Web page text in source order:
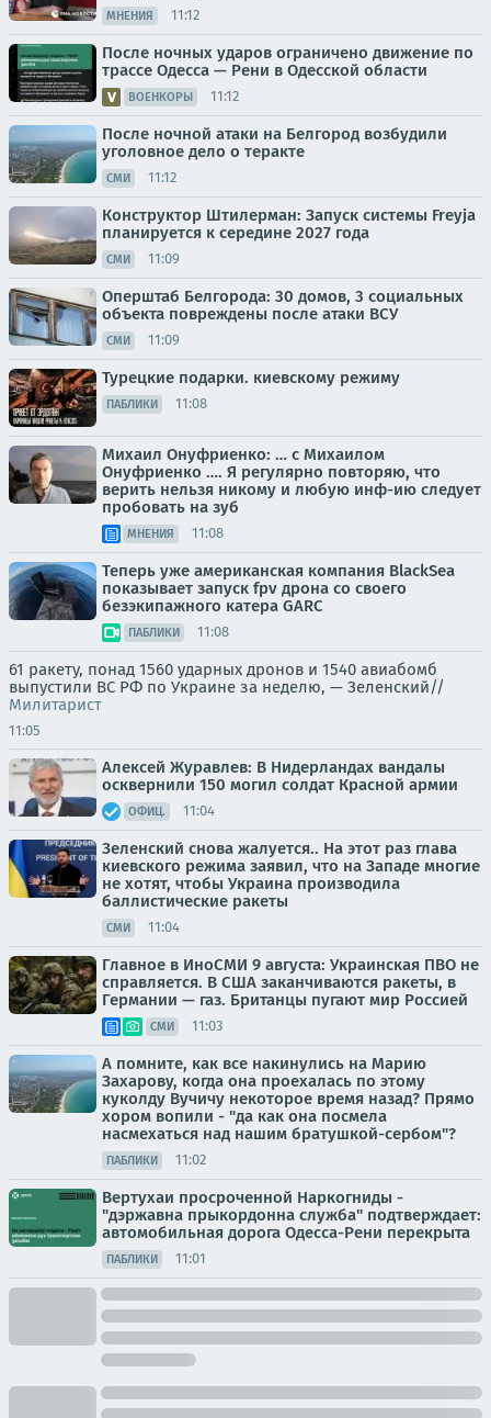
МНЕНИЯ 11:12
После ночных ударов ограничено движение по
трассе Одесса — Рени в Одесской области
ВОЕНКОРЫ 11:12
После ночной атаки на Белгород возбудили
уголовное дело о теракте
СМИ 11:12
Конструктор Штилерман: Запуск системы Freyja
планируется к середине 2027 года
СМИ 11:09
Оперштаб Белгорода: 30 домов, 3 социальных
объекта повреждены после атаки ВСУ
СМИ 11:09
Турецкие подарки. киевскому режиму
ПАБЛИКИ 11:08
Михаил Онуфриенко: … с Михаилом
Онуфриенко …. Я регулярно повторяю, что
верить нельзя никому и любую инф-ию следует
пробовать на зуб
МНЕНИЯ 11:08
Теперь уже американская компания BlackSea
показывает запуск fpv дрона со своего
безэкипажного катера GARC
ПАБЛИКИ 11:08
61 ракету, понад 1560 ударных дронов и 1540 авиабомб
выпустили ВС РФ по Украине за неделю, — Зеленский//
Милитарист
11:05
Алексей Журавлев: В Нидерландах вандалы
осквернили 150 могил солдат Красной армии
ОФИЦ. 11:04
Зеленский снова жалуется.. На этот раз глава
киевского режима заявил, что на Западе многие
не хотят, чтобы Украина производила
баллистические ракеты
СМИ 11:04
Главное в ИноСМИ 9 августа: Украинская ПВО не
справляется. В США заканчиваются ракеты, в
Германии — газ. Британцы пугают мир Россией
СМИ 11:03
А помните, как все накинулись на Марию
Захарову, когда она проехалась по этому
куколду Вучичу некоторое время назад? Прямо
хором вопили - "да как она посмела
насмехаться над нашим братушкой-сербом"?
ПАБЛИКИ 11:02
Вертухаи просроченной Наркогниды -
"дэржавна прыкордонна служба" подтверждает:
автомобильная дорога Одесса-Рени перекрыта
ПАБЛИКИ 11:01